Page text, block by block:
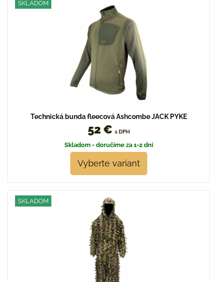
SKLADOM
Technická bunda fleecová Ashcombe JACK PYKE
52 € s DPH
Skladom - doručíme za 1-2 dni
Vyberte variant
SKLADOM